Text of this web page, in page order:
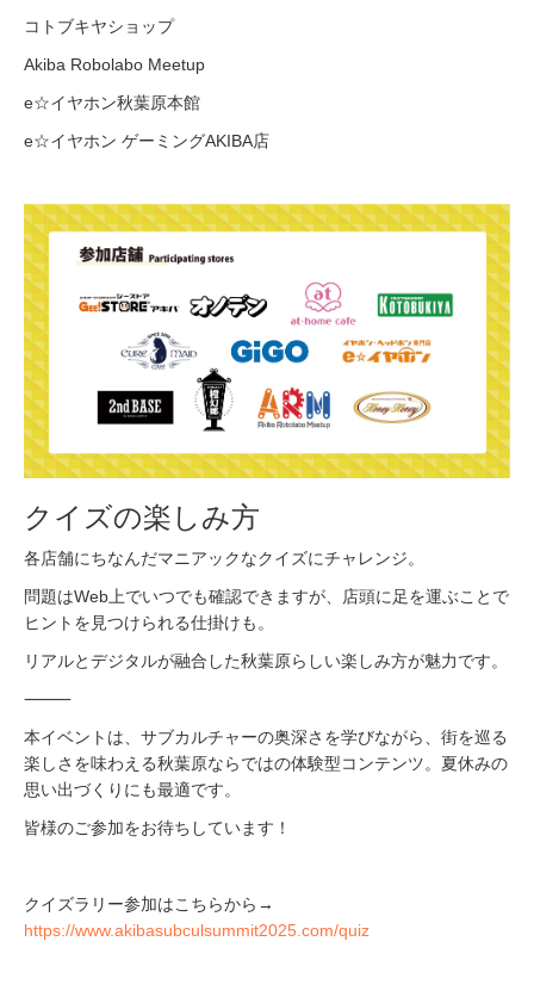
コトブキヤショップ
Akiba Robolabo Meetup
e☆イヤホン秋葉原本館
e☆イヤホン ゲーミングAKIBA店
クイズの楽しみ方
各店舗にちなんだマニアックなクイズにチャレンジ。
問題はWeb上でいつでも確認できますが、店頭に足を運ぶことで
ヒントを見つけられる仕掛けも。
リアルとデジタルが融合した秋葉原らしい楽しみ方が魅力です。
⸻
本イベントは、サブカルチャーの奥深さを学びながら、街を巡る
楽しさを味わえる秋葉原ならではの体験型コンテンツ。夏休みの
思い出づくりにも最適です。
皆様のご参加をお待ちしています！
クイズラリー参加はこちらから→
https://www.akibasubculsummit2025.com/quiz